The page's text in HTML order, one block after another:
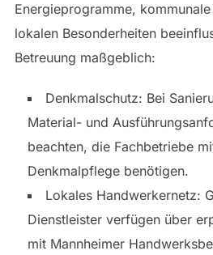
Energieprogramme,
lokalen Besonderheiten
Betreuung maßgeblich:
Denkmalschutz: Bei
Material- und
beachten, die Fachbetriebe
Denkmalpflege benötigen.
Lokales Handwerkernetz:
Dienstleister verfügen über
mit Mannheimer